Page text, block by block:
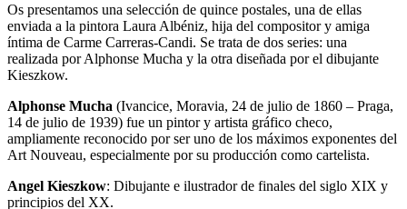
Os presentamos una selección de quince postales, una de ellas
enviada a la pintora Laura Albéniz, hija del compositor y amiga
íntima de Carme Carreras-Candi. Se trata de dos series: una
realizada por Alphonse Mucha y la otra diseñada por el dibujante
Kieszkow.
Alphonse Mucha (Ivancice, Moravia, 24 de julio de 1860 – Praga,
14 de julio de 1939) fue un pintor y artista gráfico checo,
ampliamente reconocido por ser uno de los máximos exponentes del
Art Nouveau, especialmente por su producción como cartelista.
Angel Kieszkow: Dibujante e ilustrador de finales del siglo XIX y
principios del XX.